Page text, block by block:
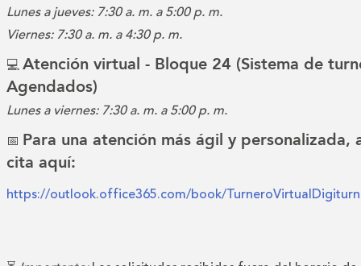
Lunes a jueves: 7:30 a. m. a 5:00 p. m.
Viernes: 7:30 a. m. a 4:30 p. m.
💻Atención virtual - Bloque 24 (Sistema de
Agendados)
Lunes a viernes: 7:30 a. m. a 5:00 p. m.
📅 Para una atención más ágil y personalizada,
cita aquí:
https://outlook.office365.com/book/